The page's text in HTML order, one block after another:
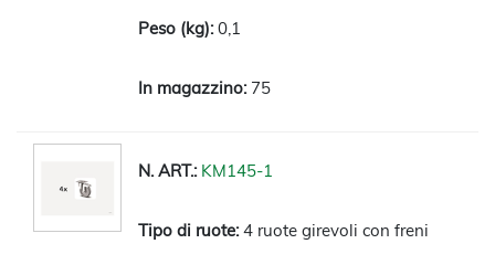
0,1
75
KM145-1
4 ruote girevoli con freni